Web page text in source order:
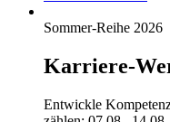
Sommer-Reihe 2026
Karriere-
Entwickle